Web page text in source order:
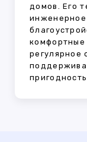
домов. Его
инженерное
комфортные
регулярное